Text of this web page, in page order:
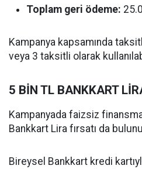
Toplam geri ödeme:
Kampanya kapsamında
veya 3 taksitli olarak
5 BİN TL BANKKART
Kampanyada faizsiz
Bankkart Lira fırsatı da
Bireysel Bankkart kredi